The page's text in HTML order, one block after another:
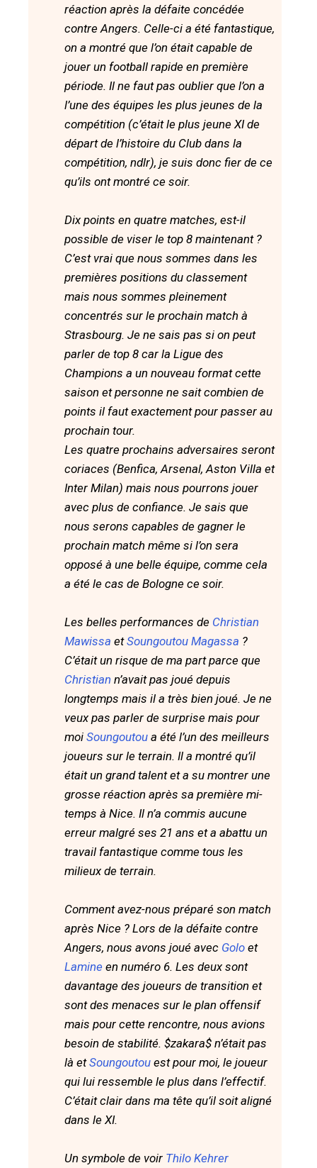
réaction après la défaite concédée
contre Angers. Celle-ci a été fantastique,
on a montré que l’on était capable de
jouer un football rapide en première
période. Il ne faut pas oublier que l’on a
l’une des équipes les plus jeunes de la
compétition (c’était le plus jeune XI de
départ de l’histoire du Club dans la
compétition, ndlr), je suis donc fier de ce
qu’ils ont montré ce soir.
Dix points en quatre matches, est-il
possible de viser le top 8 maintenant ?
C’est vrai que nous sommes dans les
premières positions du classement
mais nous sommes pleinement
concentrés sur le prochain match à
Strasbourg. Je ne sais pas si on peut
parler de top 8 car la Ligue des
Champions a un nouveau format cette
saison et personne ne sait combien de
points il faut exactement pour passer au
prochain tour.
Les quatre prochains adversaires seront
coriaces (Benfica, Arsenal, Aston Villa et
Inter Milan) mais nous pourrons jouer
avec plus de confiance. Je sais que
nous serons capables de gagner le
prochain match même si l’on sera
opposé à une belle équipe, comme cela
a été le cas de Bologne ce soir.
Les belles performances de Christian
Mawissa etSoungoutou Magassa ?
C’était un risque de ma part parce que
Christian n’avait pas joué depuis
longtemps mais il a très bien joué. Je ne
veux pas parler de surprise mais pour
moi Soungoutou a été l’un des meilleurs
joueurs sur le terrain. Il a montré qu’il
était un grand talent et a su montrer une
grosse réaction après sa première mi-
temps à Nice. Il n’a commis aucune
erreur malgré ses 21 ans et a abattu un
travail fantastique comme tous les
milieux de terrain.
Comment avez-nous préparé son match
après Nice ? Lors de la défaite contre
Angers, nous avons joué avec Golo et
Lamine en numéro 6. Les deux sont
davantage des joueurs de transition et
sont des menaces sur le plan offensif
mais pour cette rencontre, nous avions
besoin de stabilité. $zakara$ n’était pas
là etSoungoutou est pour moi, le joueur
qui lui ressemble le plus dans l’effectif.
C’était clair dans ma tête qu’il soit aligné
dans le XI.
Un symbole de voir Thilo Kehrer